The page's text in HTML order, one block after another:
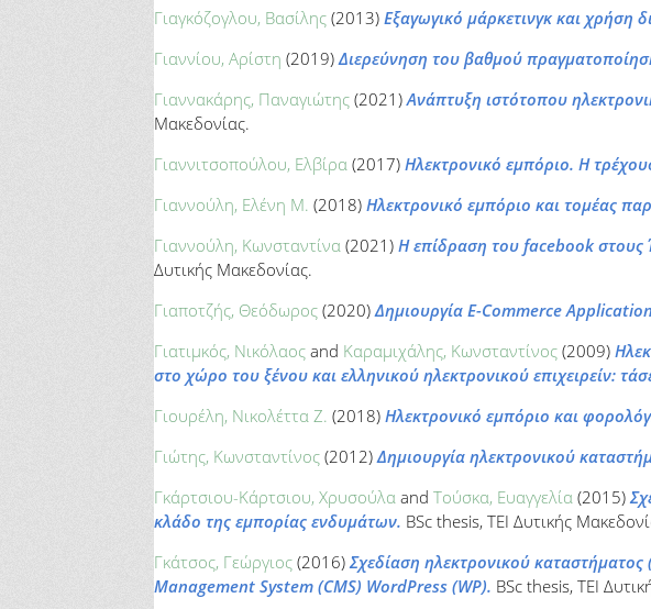
Γιαγκόζογλου, Βασίλης (2013) Εξαγωγικό μάρκετινγκ και χρήση
Γιαννίου, Αρίστη (2019)Διερεύνηση του βαθμού
Γιαννακάρης, Παναγιώτης (2021)Ανάπτυξη ιστότοπου
Μακεδονίας.
Γιαννιτσοπούλου, Ελβίρα (2017) Ηλεκτρονικό εμπόριο. Η
Γιαννούλη, Ελένη M. (2018) Ηλεκτρονικό εμπόριο και τομέας
Γιαννούλη, Κωνσταντίνα (2021) Η επίδραση του facebook στους
Δυτικής Μακεδονίας.
Γιαποτζής, Θεόδωρος (2020)Δημιουργία E-Commerce
Γιατιμκός, Νικόλαος and Καραμιχάλης, Κωνσταντίνος (2009)
στο χώρο του ξένου και ελληνικού ηλεκτρονικού επιχειρείν:
Γιουρέλη, Νικολέττα Ζ. (2018) Ηλεκτρονικό εμπόριο και
Γιώτης, Κωνσταντίνος (2012)Δημιουργία ηλεκτρονικού
Γκάρτσιου-Κάρτσιου, Χρυσούλα and Τούσκα, Ευαγγελία (2015)
κλάδο της εμπορίας ενδυμάτων. BSc thesis, ΤΕΙ Δυτικής
Γκάτσος, Γεώργιος (2016)Σχεδίαση ηλεκτρονικού
Management System (CMS) WordPress (WP). BSc thesis, ΤΕΙ